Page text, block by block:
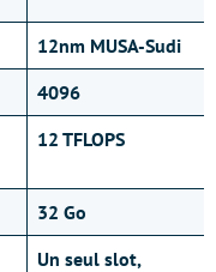
12nm MUSA-Sudi
4096
12 TFLOPS
32 Go
Un seul slot,